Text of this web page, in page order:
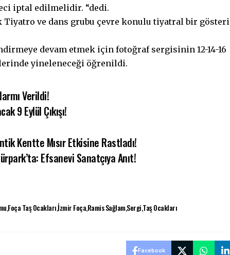
iptal edilmelidir. “dedi.
Tiyatro ve dans grubu çevre konulu tiyatral bir gösteri
devam etmek için fotoğraf sergisinin 12-14-16
yineleneceği öğrenildi.
Verildi!
9 Eylül Çıkışı!
Kentte Mısır Etkisine Rastladı!
Efsanevi Sanatçıya Anıt!
Foça Taş Ocaklarıİzmir FoçaRamis SağlamSergiTaş Ocakları
Facebook